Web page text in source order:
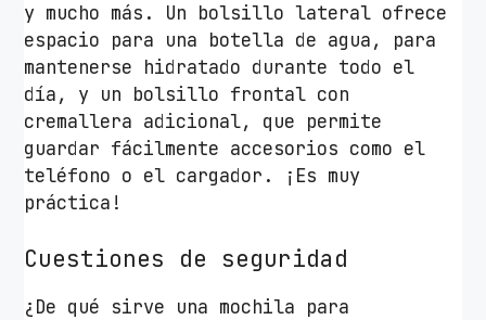
y mucho más. Un bolsillo lateral ofrece
espacio para una botella de agua, para
mantenerse hidratado durante todo el
día, y un bolsillo frontal con
cremallera adicional, que permite
guardar fácilmente accesorios como el
teléfono o el cargador. ¡Es muy
práctica!
Cuestiones de seguridad
¿De qué sirve una mochila para